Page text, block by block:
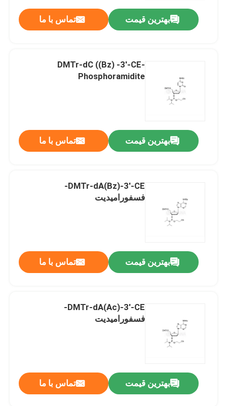
محصولات
درباره ما
بهترین قیمت تماس با ما
DMTr-dC ((Bz) -3'-CE-
Phosphoramidite
بهترین قیمت تماس با ما
DMTr-dA(Bz)-3'-CE-
فسفورامیدیت
بهترین قیمت تماس با ما
DMTr-dA(Ac)-3'-CE-
فسفورامیدیت
بهترین قیمت تماس با ما